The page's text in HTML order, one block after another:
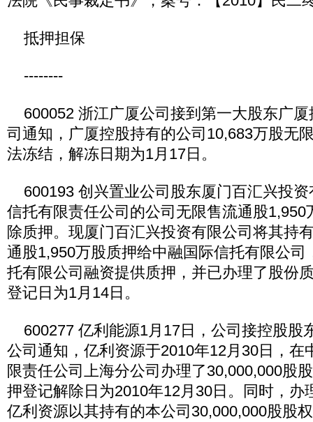
抵押担保
--------
600052 浙江广厦公司接到第一大股东广厦
司通知，广厦控股持有的公司10,683万股无
法冻结，解冻日期为1月17日。
600193 创兴置业公司股东厦门百汇兴投资
信托有限责任公司的公司无限售流通股1,950
除质押。现厦门百汇兴投资有限公司将其持
通股1,950万股质押给中融国际信托有限公司
托有限公司融资提供质押，并已办理了股份
登记日为1月14日。
600277 亿利能源1月17日，公司接控股股
公司通知，亿利资源于2010年12月30日，在
限责任公司上海分公司办理了30,000,000股
押登记解除日为2010年12月30日。同时，办
亿利资源以其持有的本公司30,000,000股股